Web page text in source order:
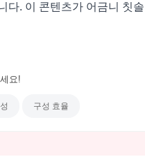
다. 이 콘텐츠가 어금니 칫
요!
구성 효율